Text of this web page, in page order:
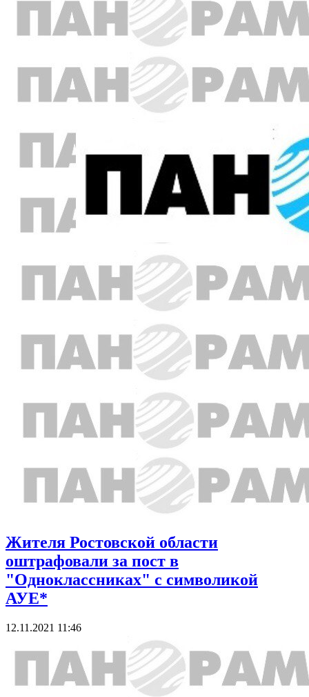
Жителя Ростовской области
оштрафовали за пост в
"Одноклассниках" с символикой
АУЕ*
12.11.2021 11:46